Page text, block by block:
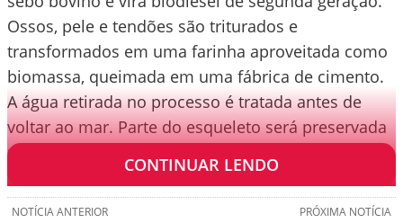
Ossos, pele e tendões são triturados e
transformados em uma farinha aproveitada como
biomassa, queimada em uma fábrica de cimento.
A água retirada no processo é tratada antes de
voltar ao mar. Parte do esqueleto será preservada
no Museu de História Natural de Copenhague.
CONTINUAR LENDO
PRÓXIMA NOTÍCIA
NOTÍCIA ANTERIOR